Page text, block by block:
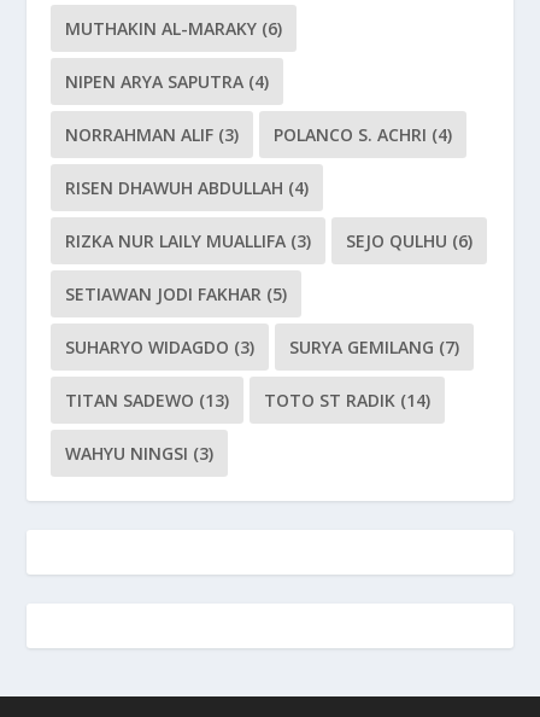
MUTHAKIN AL-MARAKY (6)
NIPEN ARYA SAPUTRA (4)
NORRAHMAN ALIF (3) POLANCO S. ACHRI (4)
RISEN DHAWUH ABDULLAH (4)
RIZKA NUR LAILY MUALLIFA (3) SEJO QULHU (6)
SETIAWAN JODI FAKHAR (5)
SUHARYO WIDAGDO (3) SURYA GEMILANG (7)
TITAN SADEWO (13) TOTO ST RADIK (14)
WAHYU NINGSI (3)